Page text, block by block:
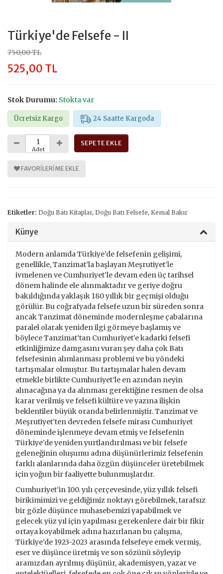
Türkiye'de Felsefe - II
750,00 TL
525,00 TL
Stok Durumu: Stokta var
Ücretsiz Kargo 24 Saatte Kargoda
Adet
SEPETE EKLE
FAVORILERIME EKLE
Etiketler: Doğu Batı Kitaplar, Doğu Batı Felsefe, Kemal Bakır
Künye
Modern anlamda Türkiye’de felsefenin gelişimi,
genellikle, Tanzimat’la başlayan Meşrutiyet’le
ivmelenen ve Cumhuriyet’le devam eden üç tarihsel
dönem halinde ele alınmaktadır ve geriye doğru
bakıldığında yaklaşık 180 yıllık bir geçmişi olduğu
görülür. Bu coğrafyada felsefe uzun bir süreden sonra
ancak Tanzimat döneminde modernleşme çabalarına
paralel olarak yeniden ilgi görmeye başlamış ve
böylece Tanzimat’tan Cumhuriyet’e kadarki felsefi
etkinliğimize damgasını vuran şey daha çok Batı
felsefesinin alımlanması problemi ve bu yöndeki
tartışmalar olmuştur. Bu tartışmalar halen devam
etmekle birlikte Cumhuriyet’le en azından neyin
alınacağına ya da alınması gerektiğine resmen de olsa
karar verilmiş ve felsefi kültüre ve yazına ilişkin
beklentiler büyük oranda belirlenmiştir. Tanzimat ve
Meşrutiyet’ten devreden felsefe mirası Cumhuriyet
döneminde işlenmeye devam etmiş ve felsefenin
Türkiye’de yeniden yurtlandırılması ve bir felsefe
geleneğinin oluşumu adına düşünürlerimiz felsefenin
farklı alanlarında daha özgün düşünceler üretebilmek
için yoğun bir faaliyette bulunmuşlardır.
Cumhuriyet’in 100. yılı çerçevesinde, yüz yıllık felsefi
birikimimizi ve geldiğimiz noktayı görebilmek, tarafsız
bir gözle düşünce muhasebemizi yapabilmek ve
gelecek yüz yıl için yapılması gerekenlere dair bir fikir
ortaya koyabilmek adına hazırlanan bu çalışma,
Türkiye’de 1923-2023 arasında felsefeye emek vermiş,
eser ve düşünce üretmiş ve son sözünü söyleyip
aramızdan ayrılmış düşünür, akademisyen, yazar ve